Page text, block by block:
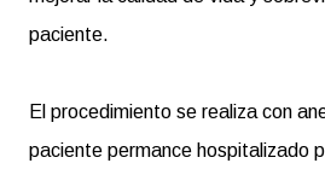
paciente.
El procedimiento se realiza con
paciente permance hospitalizado